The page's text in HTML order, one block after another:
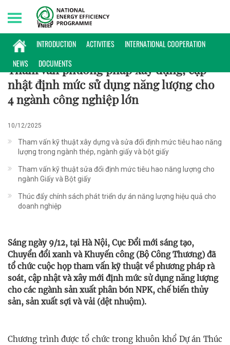
INTRODUCTION ACTIVITIES
INTERNATIONAL COOPERATION
NEWS
DOCUMENTS
Friday, 07/08/2026 | 09:51 GMT+7
CHÍNH SÁCH
Tham vấn phương pháp xây dựng, cập
nhật định mức sử dụng năng lượng cho
4 ngành công nghiệp lớn
10/12/2025
Tham vấn kỹ thuật xây dựng và sửa đổi định mức tiêu hao năng
lượng trong ngành thép, ngành giấy và bột giấy
Tham vấn kỹ thuật sửa đổi định mức tiêu hao năng lượng cho
ngành Giấy và Bột giấy
Thúc đẩy chính sách phát triển dự án năng lượng hiệu quả cho
doanh nghiệp
Sáng ngày 9/12, tại Hà Nội, Cục Đổi mới sáng tạo,
Chuyển đổi xanh và Khuyến công (Bộ Công Thương) đã
tổ chức cuộc họp tham vấn kỹ thuật về phương pháp rà
soát, cập nhật và xây mới định mức sử dụng năng lượng
cho các ngành sản xuất phân bón NPK, chế biến thủy
sản, sản xuất sợi và vải (dệt nhuộm).
Chương trình được tổ chức trong khuôn khổ Dự án Thúc